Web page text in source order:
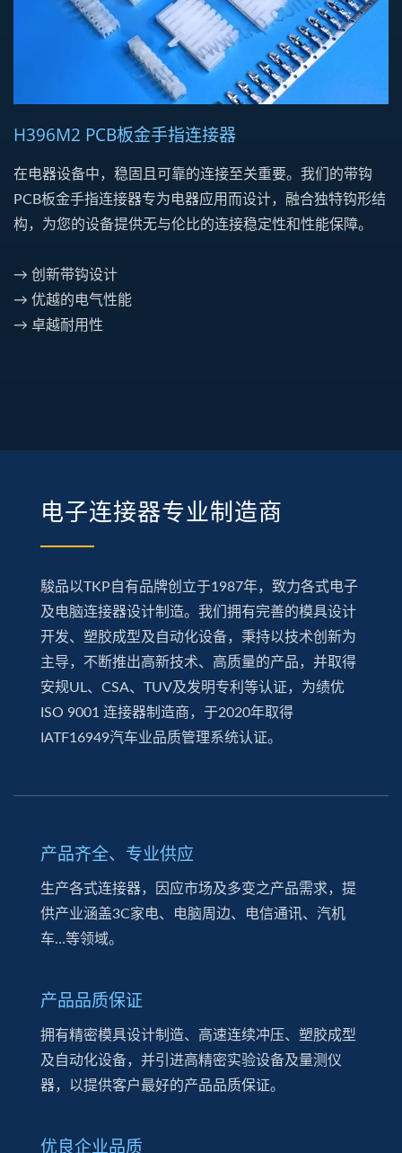
H396M2 PCB板金手指连接器
在电器设备中，稳固且可靠的连接至关重要。我们的带钩
PCB板金手指连接器专为电器应用而设计，融合独特钩形结
构，为您的设备提供无与伦比的连接稳定性和性能保障。
→ 创新带钩设计
→ 优越的电气性能
→ 卓越耐用性
电子连接器专业制造商
駿品以TKP自有品牌创立于1987年，致力各式电子
及电脑连接器设计制造。我们拥有完善的模具设计
开发、塑胶成型及自动化设备，秉持以技术创新为
主导，不断推出高新技术、高质量的产品，并取得
安规UL、CSA、TUV及发明专利等认证，为绩优
ISO 9001 连接器制造商，于2020年取得
IATF16949汽车业品质管理系统认证。
产品齐全、专业供应
生产各式连接器，因应市场及多变之产品需求，提
供产业涵盖3C家电、电脑周边、电信通讯、汽机
车…等领域。
产品品质保证
拥有精密模具设计制造、高速连续冲压、塑胶成型
及自动化设备，并引进高精密实验设备及量测仪
器，以提供客户最好的产品品质保证。
优良企业品质